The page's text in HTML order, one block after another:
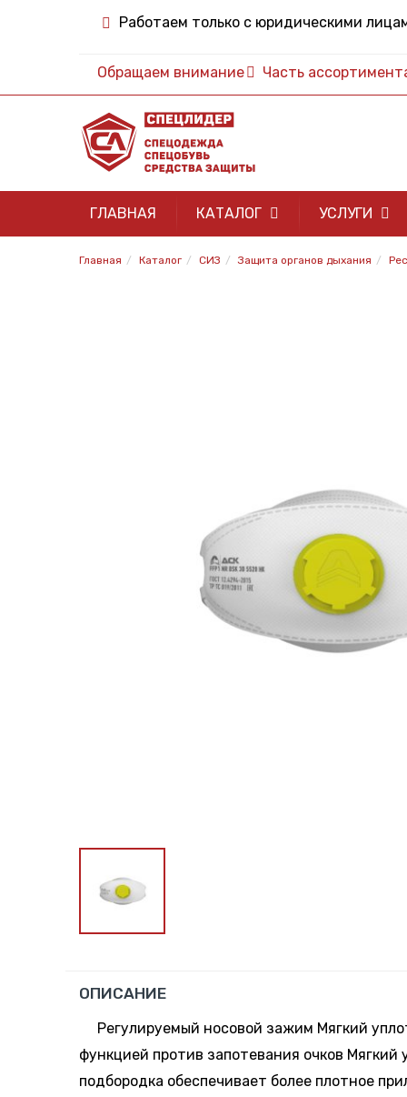
Работаем только с юридическими
Обращаем внимание Часть
ГЛАВНАЯ КАТАЛОГ УСЛУГИ
Главная Каталог СИЗ Защита органов дыхания
ОПИСАНИЕ
Регулируемый носовой зажим Мягкий
функцией против запотевания очков Мягкий
подбородка обеспечивает более плотное